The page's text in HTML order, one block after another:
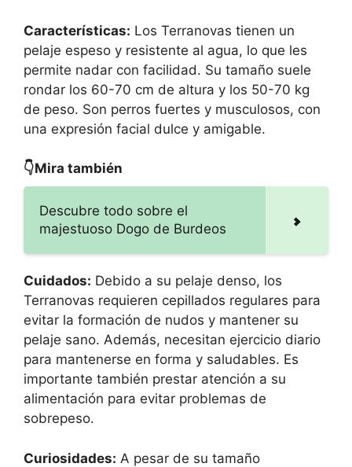
Características: Los Terranovas tienen un
pelaje espeso y resistente al agua, lo que les
permite nadar con facilidad. Su tamaño suele
rondar los 60-70 cm de altura y los 50-70 kg
de peso. Son perros fuertes y musculosos, con
una expresión facial dulce y amigable.
👇Mira también
Descubre todo sobre el
majestuoso Dogo de Burdeos
Cuidados: Debido a su pelaje denso, los
Terranovas requieren cepillados regulares para
evitar la formación de nudos y mantener su
pelaje sano. Además, necesitan ejercicio diario
para mantenerse en forma y saludables. Es
importante también prestar atención a su
alimentación para evitar problemas de
sobrepeso.
Curiosidades: A pesar de su tamaño